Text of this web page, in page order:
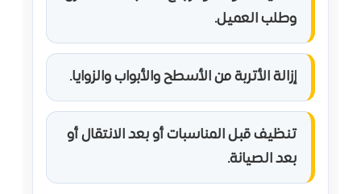
وطلب العميل.
إزالة الأتربة من الأسطح والأبواب والزوايا.
تنظيف قبل المناسبات أو بعد الانتقال أو
بعد الصيانة.